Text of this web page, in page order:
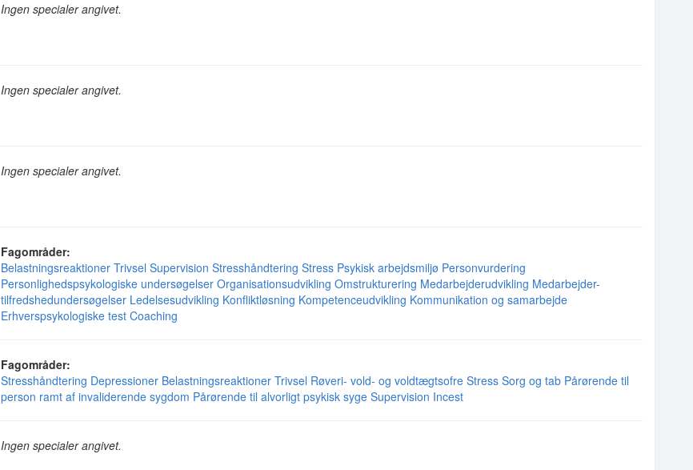
Ingen specialer angivet.
Ingen specialer angivet.
Ingen specialer angivet.
Fagområder:
Belastningsreaktioner Trivsel Supervision Stresshåndtering Stress Psykisk arbejdsmiljø Personvurdering
Personlighedspsykologiske undersøgelser Organisationsudvikling Omstrukturering Medarbejderudvikling Medarbejder-
tilfredshedundersøgelser Ledelsesudvikling Konfliktløsning Kompetenceudvikling Kommunikation og samarbejde
Erhverspsykologiske test Coaching
Fagområder:
Stresshåndtering Depressioner Belastningsreaktioner Trivsel Røveri- vold- og voldtægtsofre Stress Sorg og tab Pårørende til
person ramt af invaliderende sygdom Pårørende til alvorligt psykisk syge Supervision Incest
Ingen specialer angivet.